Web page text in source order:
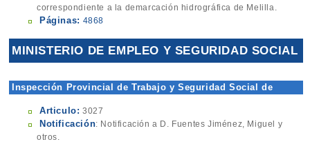
correspondiente a la demarcación hidrográfica de Melilla.
Páginas: 4868
MINISTERIO DE EMPLEO Y SEGURIDAD SOCIAL
Inspección Provincial de Trabajo y Seguridad Social de
Articulo: 3027
Notificación: Notificación a D. Fuentes Jiménez, Miguel y
otros.